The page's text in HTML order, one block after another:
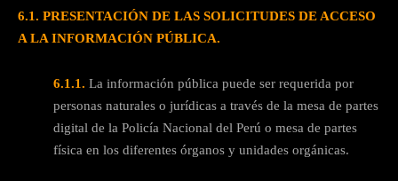
6.1. PRESENTACIÓN DE LAS SOLICITUDES DE ACCESO
A LA INFORMACIÓN PÚBLICA.
6.1.1. La información pública puede ser requerida por
personas naturales o jurídicas a través de la mesa de partes
digital de la Policía Nacional del Perú o mesa de partes
física en los diferentes órganos y unidades orgánicas.